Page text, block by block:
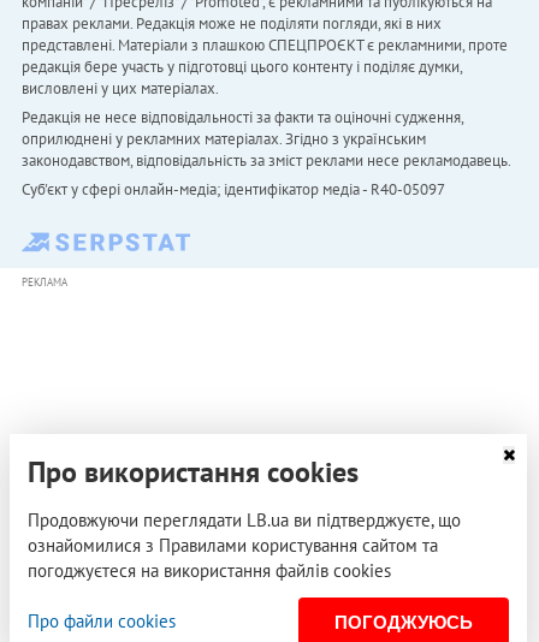
правах реклами. Редакція може не поділяти погляди, які в них
представлені. Матеріали з плашкою СПЕЦПРОЄКТ є рекламними, проте
редакція бере участь у підготовці цього контенту і поділяє думки,
висловлені у цих матеріалах.
Редакція не несе відповідальності за факти та оціночні судження,
оприлюднені у рекламних матеріалах. Згідно з українським
законодавством, відповідальність за зміст реклами несе рекламодавець.
Cуб'єкт у сфері онлайн-медіа; ідентифікатор медіа - R40-05097
РЕКЛАМА
Про використання cookies
Продовжуючи переглядати LB.ua ви підтверджуєте, що
ознайомилися з Правилами користування сайтом та
погоджуєтеся на використання файлів cookies
Про файли cookies ПОГОДЖУЮСЬ